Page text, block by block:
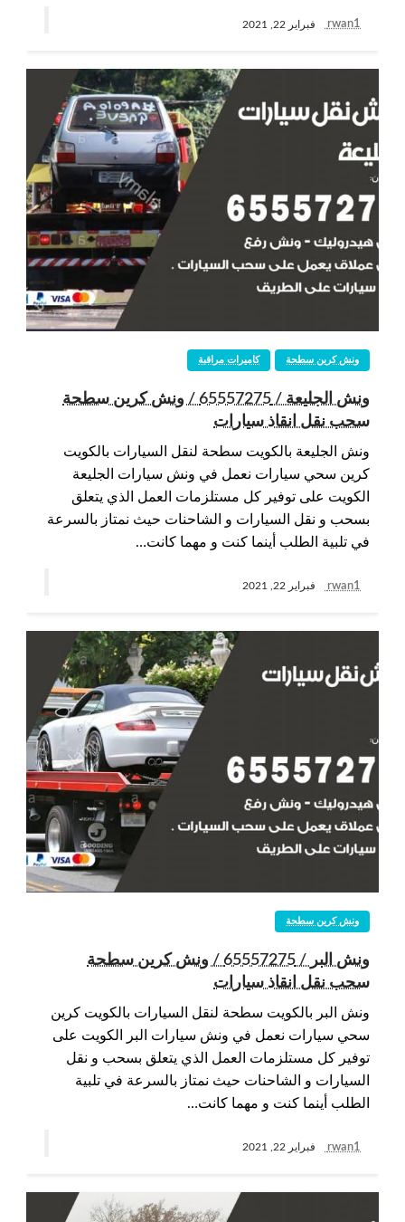
rwan1 فبراير 22, 2021
كاميرات مراقبة ونش كرين سطحة
ونش الجليعة / 65557275 / ونش كرين سطحة
سحب نقل انقاذ سيارات
ونش الجليعة بالكويت سطحة لنقل السيارات بالكويت
كرين سحي سيارات نعمل في ونش سيارات الجليعة
الكويت على توفير كل مستلزمات العمل الذي يتعلق
بسحب و نقل السيارات و الشاحنات حيث نمتاز بالسرعة
في تلبية الطلب أينما كنت و مهما كانت…
rwan1 فبراير 22, 2021
ونش كرين سطحة
ونش البر / 65557275 / ونش كرين سطحة
سحب نقل انقاذ سيارات
ونش البر بالكويت سطحة لنقل السيارات بالكويت كرين
سحي سيارات نعمل في ونش سيارات البر الكويت على
توفير كل مستلزمات العمل الذي يتعلق بسحب و نقل
السيارات و الشاحنات حيث نمتاز بالسرعة في تلبية
الطلب أينما كنت و مهما كانت…
rwan1 فبراير 22, 2021